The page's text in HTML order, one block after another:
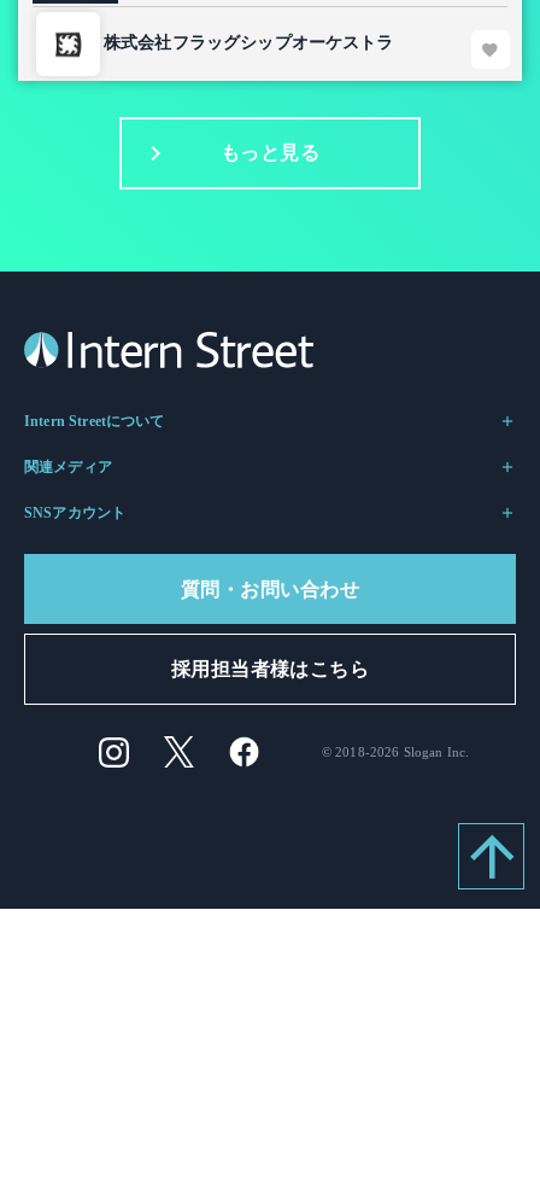
株式会社フラッグシップオーケストラ
もっと見る
Intern Streetについて
関連メディア
SNSアカウント
質問・お問い合わせ
採用担当者様はこちら
© 2018-2026 Slogan Inc.